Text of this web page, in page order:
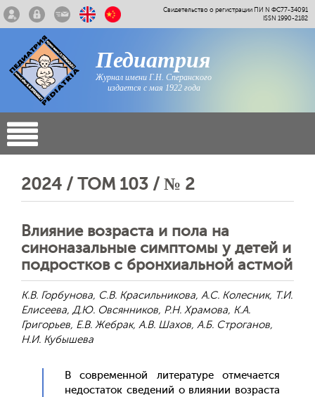
Свидетельство о регистрации ПИ N ФС77-34091
ISSN 1990-2182
Педиатрия
Журнал имени Г.Н. Сперанского
издается с мая 1922 года
2024 / ТОМ 103 / № 2
Влияние возраста и пола на
синоназальные симптомы у детей и
подростков с бронхиальной астмой
К.В. Горбунова, С.В. Красильникова, А.С. Колесник, Т.И.
Елисеева, Д.Ю. Овсянников, Р.Н. Храмова, К.А.
Григорьев, Е.В. Жебрак, А.В. Шахов, А.Б. Строганов,
Н.И. Кубышева
В сов­ре­мен­ной ли­тера­туре от­ме­ча­ет­ся
не­дос­та­ток све­дений о вли­янии воз­раста